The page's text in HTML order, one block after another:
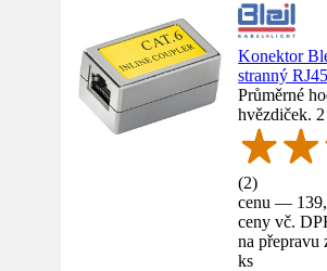
Konektor
stranný RJ45
Průměrné
hvězdiček.
(2)
cenu —
ceny vč.
na přepravu
ks